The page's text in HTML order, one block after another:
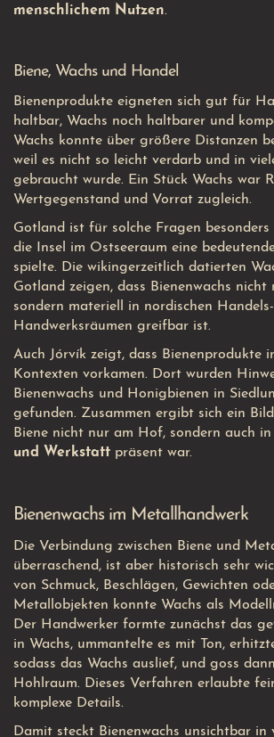
menschlichem Nutzen.
Biene, Wachs und Handel
Bienenprodukte eigneten sich gut für
haltbar, Wachs noch haltbarer und
Wachs konnte über größere Distanzen
weil es nicht so leicht verdarb und in
gebraucht wurde. Ein Stück Wachs war
Wertgegenstand und Vorrat zugleich.
Gotland ist für solche Fragen besonders
die Insel im Ostseeraum eine
spielte. Die wikingerzeitlich datierten
Gotland zeigen, dass Bienenwachs nicht
sondern materiell in nordischen
Handwerksräumen greifbar ist.
Auch Jórvík zeigt, dass Bienenprodukte
Kontexten vorkamen. Dort wurden
Bienenwachs und Honigbienen in
gefunden. Zusammen ergibt sich ein
Biene nicht nur am Hof, sondern auch in
und Werkstatt präsent war.
Bienenwachs im Metallhandwerk
Die Verbindung zwischen Biene und
überraschend, ist aber historisch sehr
von Schmuck, Beschlägen, Gewichten
Metallobjekten konnte Wachs als
Der Handwerker formte zunächst das
in Wachs, ummantelte es mit Ton,
sodass das Wachs auslief, und goss
Hohlraum. Dieses Verfahren erlaubte
komplexe Details.
Damit steckt Bienenwachs unsichtbar in